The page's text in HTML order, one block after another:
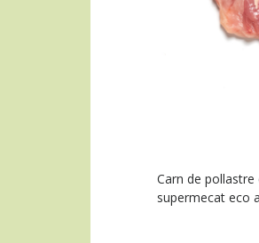
Carn de
supermecat eco